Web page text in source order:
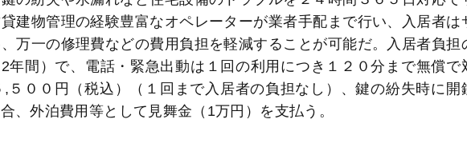
建物管理の経験豊富なオペレーターが業者手配まで行い、入居者は
万一の修理費などの費用負担を軽減することが可能だ。入居者負担
年間）で、電話・緊急出動は１回の利用につき１２０分まで無償で
５００円（税込）（１回まで入居者の負担なし）、鍵の紛失時に開
、外泊費用等として見舞金（1万円）を支払う。